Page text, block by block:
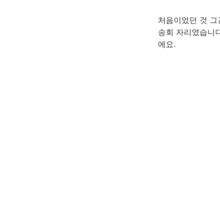
처음이었던 것
송회 자리였습니
에요.